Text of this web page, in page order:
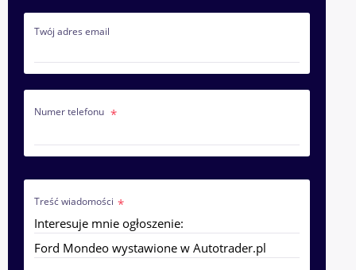
Twój adres email
Numer telefonu
Treść wiadomości